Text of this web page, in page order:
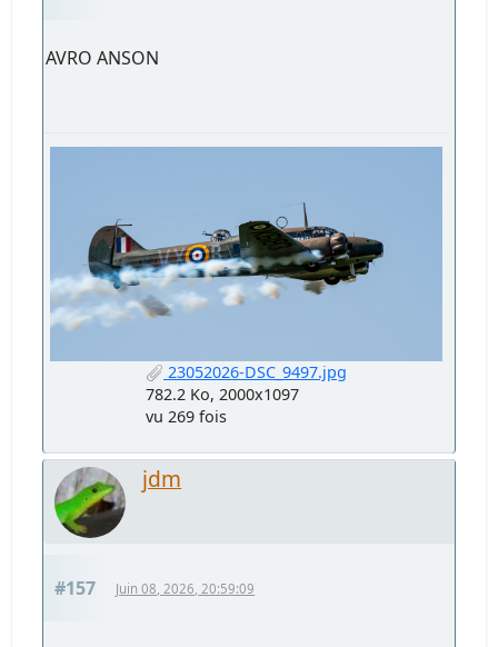
AVRO ANSON
23052026-DSC_9497.jpg
782.2 Ko, 2000x1097
vu 269 fois
jdm
#157 Juin 08, 2026, 20:59:09